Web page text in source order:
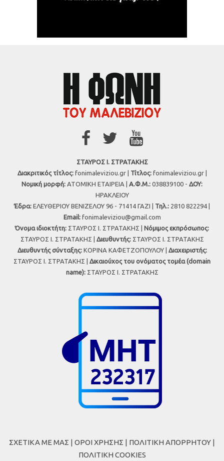
ΣΤΑΥΡΟΣ Ι. ΣΤΡΑΤΑΚΗΣ
Διακριτικός τίτλος:fonimaleviziou.gr | Τίτλος:fonimaleviziou.gr |
Νομική μορφή: ΑΤΟΜΙΚΗ ΕΤΑΙΡΕΙΑ | Α.Φ.Μ.: 038839100 - ΔΟΥ:
ΗΡΑΚΛΕΙΟΥ
Έδρα: ΕΛΕΥΘΕΡΙΟΥ ΒΕΝΙΖΕΛΟΥ 96 - 71414 ΓΑΖΙ | Τηλ.: 2810 822294 |
Εmail: fonimaleviziou@gmail.com
Όνομα ιδιοκτήτη: ΣΤΑΥΡΟΣ Ι. ΣΤΡΑΤΑΚΗΣ | Νόμιμος εκπρόσωπος:
ΣΤΑΥΡΟΣ Ι. ΣΤΡΑΤΑΚΗΣ | Διευθυντής:ΣΤΑΥΡΟΣ Ι. ΣΤΡΑΤΑΚΗΣ
Διευθυντής σύνταξης:ΚΟΡΙΝΑ ΚΑΦΕΤΖΟΠΟΥΛΟΥ | Διαχειριστής:
ΣΤΑΥΡΟΣ Ι. ΣΤΡΑΤΑΚΗΣ | Δικαιούχος του ονόματος τομέα (domain
name):ΣΤΑΥΡΟΣ Ι. ΣΤΡΑΤΑΚΗΣ
ΣΧΕΤΙΚΑ ΜΕ ΜΑΣ | ΟΡΟΙ ΧΡΗΣΗΣ | ΠΟΛΙΤΙΚΗ ΑΠΟΡΡΗΤΟΥ |
ΠΟΛΙΤΙΚΗ COOKIES